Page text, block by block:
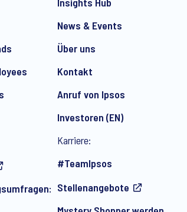
über Produkte und
zu erhalten. Sie können Ihre Zustimmung
News & Events
Über uns
Kontakt
Anruf von Ipsos
Investoren (EN)
Karriere:
#TeamIpsos
Stellenangebote